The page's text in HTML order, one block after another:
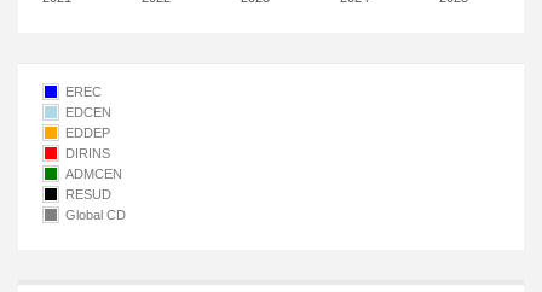
EREC
EDCEN
EDDEP
DIRINS
ADMCEN
RESUD
Global CD